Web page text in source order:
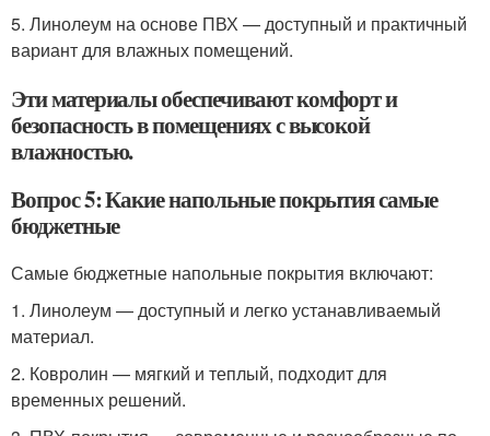
5. Линолеум на основе ПВХ — доступный и практичный
вариант для влажных помещений.
Эти материалы обеспечивают комфорт и
безопасность в помещениях с высокой
влажностью.
Вопрос 5: Какие напольные покрытия самые
бюджетные
Самые бюджетные напольные покрытия включают:
1. Линолеум — доступный и легко устанавливаемый
материал.
2. Ковролин — мягкий и теплый, подходит для
временных решений.